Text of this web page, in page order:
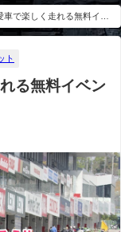
で楽しく走れる無料イベ
ト
る無料イベン